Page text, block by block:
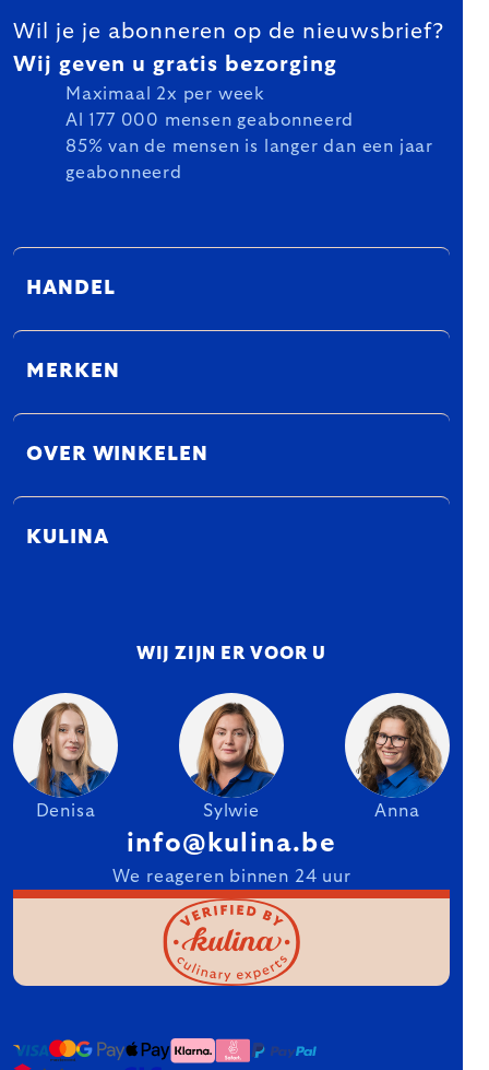
Wil je je abonneren op de nieuwsbrief?
Wij geven u gratis bezorging
Maximaal 2x per week
Al 177 000 mensen geabonneerd
85% van de mensen is langer dan een jaar
geabonneerd
HANDEL
MERKEN
OVER WINKELEN
KULINA
WIJ ZIJN ER VOOR U
Denisa Sylwie Anna
info@kulina.be
We reageren binnen 24 uur